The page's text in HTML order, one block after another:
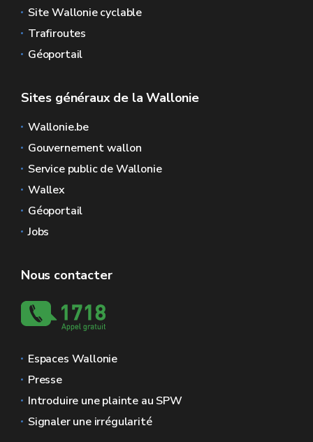
Site Wallonie cyclable
Trafiroutes
Géoportail
Sites généraux de la Wallonie
Wallonie.be
Gouvernement wallon
Service public de Wallonie
Wallex
Géoportail
Jobs
Nous contacter
Espaces Wallonie
Presse
Introduire une plainte au SPW
Signaler une irrégularité